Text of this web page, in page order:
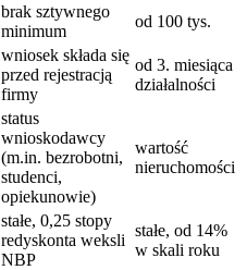
brak sztywnego
minimum
od 100 tys.
wniosek składa się
przed rejestracją
firmy
od 3. miesiąca
działalności
status
wnioskodawcy
(m.in. bezrobotni,
studenci,
opiekunowie)
wartość
nieruchomości
stałe, 0,25 stopy
redyskonta weksli
NBP
stałe, od 14%
w skali roku